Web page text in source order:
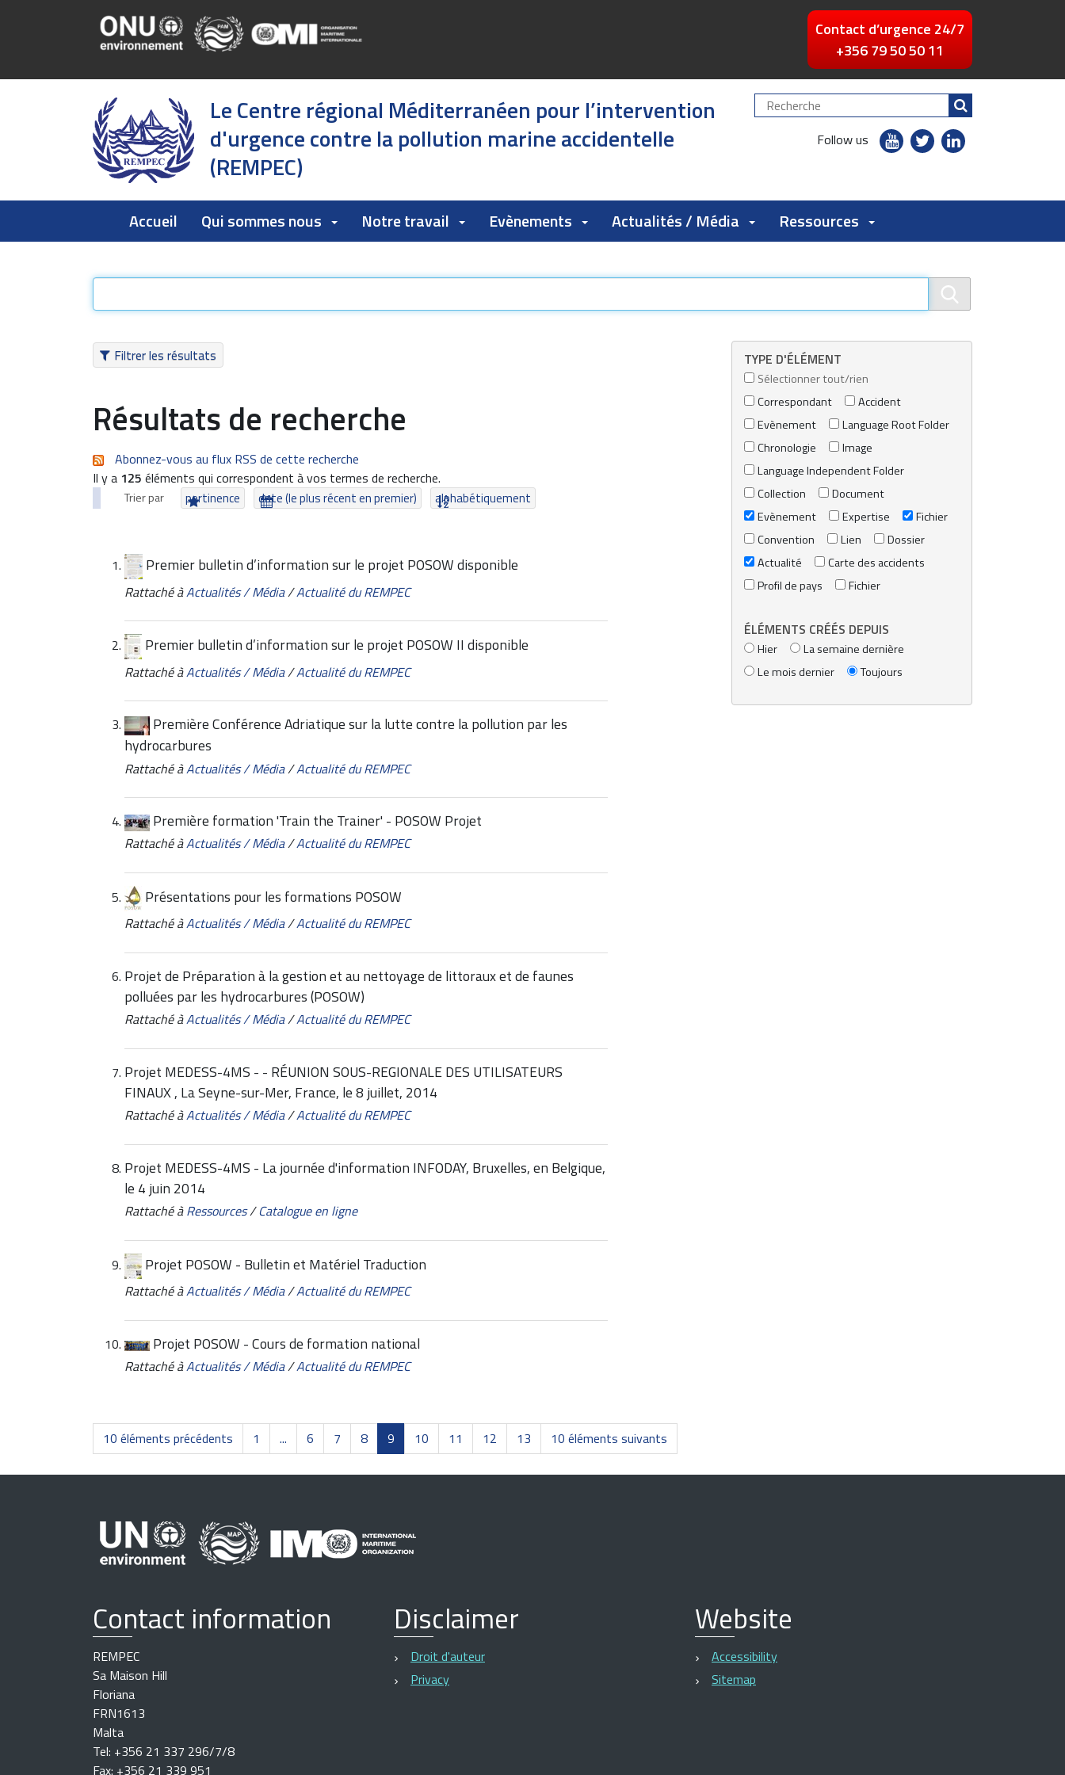
Contact d’urgence 24/7
+356 79 50 50 11
Le Centre régional Méditerranéen pour l’intervention
d'urgence contre la pollution marine accidentelle
(REMPEC)
Chercher
par
Follow us
youtubetwitterlinkedin
Accueil Qui sommes nous Notre travail Evènements Actualités / Média Ressources
Filtrer les résultats TYPE D'ÉLÉMENT
Sélectionner tout/rien
Correspondant
Accident
Evènement
Language Root Folder
Chronologie
Image
Language Independent Folder
Collection
Document
Evènement
Expertise
Fichier
Convention
Lien
Dossier
Actualité
Carte des accidents
Profil de pays
Fichier
ÉLÉMENTS CRÉÉS DEPUIS
Hier
La semaine dernière
Le mois dernier
Toujours
Résultats de recherche
Abonnez-vous au flux RSS de cette recherche
Il y a 125 éléments qui correspondent à vos termes de recherche.
Trier par pertinence date (le plus récent en premier) alphabétiquement
Premier bulletin d’information sur le projet POSOW disponible
Rattaché àActualités / Média/Actualité du REMPEC
Premier bulletin d’information sur le projet POSOW II disponible
Rattaché àActualités / Média/Actualité du REMPEC
Première Conférence Adriatique sur la lutte contre la pollution par les
hydrocarbures
Rattaché àActualités / Média/Actualité du REMPEC
Première formation 'Train the Trainer' - POSOW Projet
Rattaché àActualités / Média/Actualité du REMPEC
Présentations pour les formations POSOW
Rattaché àActualités / Média/Actualité du REMPEC
Projet de Préparation à la gestion et au nettoyage de littoraux et de faunes
polluées par les hydrocarbures (POSOW)
Rattaché àActualités / Média/Actualité du REMPEC
Projet MEDESS-4MS - - RÉUNION SOUS-REGIONALE DES UTILISATEURS
FINAUX , La Seyne-sur-Mer, France, le 8 juillet, 2014
Rattaché àActualités / Média/Actualité du REMPEC
Projet MEDESS-4MS - La journée d'information INFODAY, Bruxelles, en Belgique,
le 4 juin 2014
Rattaché à Ressources/Catalogue en ligne
Projet POSOW - Bulletin et Matériel Traduction
Rattaché àActualités / Média/Actualité du REMPEC
Projet POSOW - Cours de formation national
Rattaché àActualités / Média/Actualité du REMPEC
10 éléments précédents 1 ... 6 7 8 9 10 11 12 13 10 éléments suivants
Contact information
REMPEC
Sa Maison Hill
Floriana
FRN1613
Malta
Tel: +356 21 337 296/7/8
Fax: +356 21 339 951
Disclaimer
Droit d'auteur
Privacy
Website
Accessibility
Sitemap